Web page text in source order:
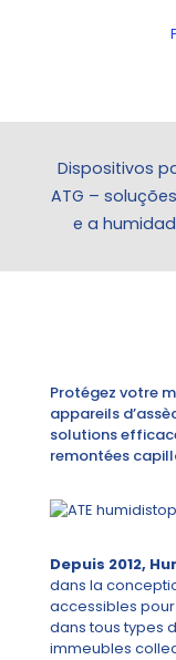
Dispositivos
ATG –
e a
Protégez votre
appareils
solutions
remontées
Depuis 2012,
dans la
accessibles
dans tous types
immeubles